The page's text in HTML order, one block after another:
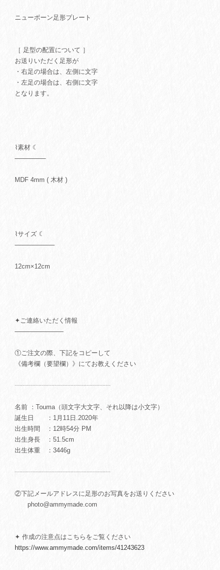
ニューボーン足形プレート
［ 足型の配置について ］
お送りいただく足形が
・右足の場合は、左側に文字
・左足の場合は、右側に文字
となります。
⌇素材 ☾
───────
MDF 4mm ( 木材 )
⌇サイズ ☾
─────────
12cm×12cm
✦ご連絡いただく情報
───────────
①ご注文の際、下記をコピーして
《備考欄（要望欄）》にてお教えください
┈┈┈┈┈┈┈┈┈┈┈┈┈┈┈
名前 ：Touma（頭文字大文字、それ以降は小文字）
誕生日 ：1月11日.2020年
出生時間 ：12時54分 PM
出生身長 ：51.5cm
出生体重 ：3446g
┈┈┈┈┈┈┈┈┈┈┈┈┈┈┈
②下記メールアドレスに足形のお写真をお送りください
photo@ammymade.com
✦ 作成の注意点はこちらをご覧ください
https://www.ammymade.com/items/41243623